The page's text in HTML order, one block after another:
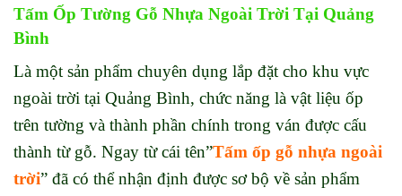
Tấm Ốp Tường Gỗ Nhựa Ngoài Trời Tại Quảng
Bình
Là một sản phẩm chuyên dụng lắp đặt cho khu vực
ngoài trời tại Quảng Bình, chức năng là vật liệu ốp
trên tường và thành phần chính trong ván được cấu
thành từ gỗ. Ngay từ cái tên”Tấm ốp gỗ nhựa ngoài
trời” đã có thể nhận định được sơ bộ về sản phẩm